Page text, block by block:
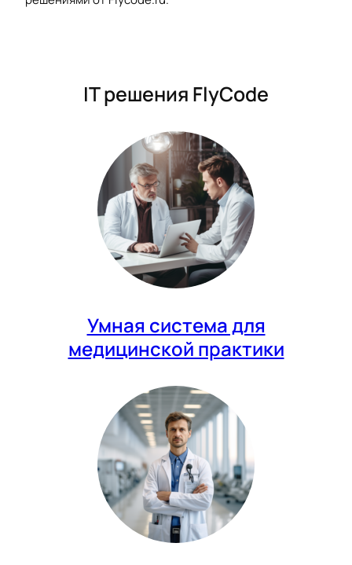
IT решения FlyCode
Умная система для
медицинской практики